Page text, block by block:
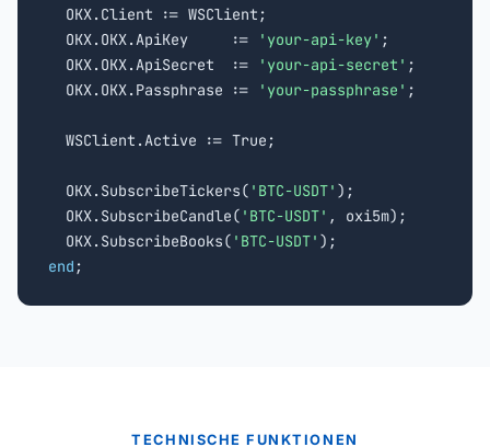
  OKX.Client := WSClient;
  OKX.OKX.ApiKey     :=
'your-api-key' ;
  OKX.OKX.ApiSecret  :=
'your-api-secret' ;
  OKX.OKX.Passphrase :=
'your-passphrase' ;
  WSClient.Active := True;
  OKX.SubscribeTickers(
'BTC-USDT' );
  OKX.SubscribeCandle(
'BTC-USDT' , oxi5m);
  OKX.SubscribeBooks(
'BTC-USDT'
end ;
TECHNISCHE FUNKTIONEN